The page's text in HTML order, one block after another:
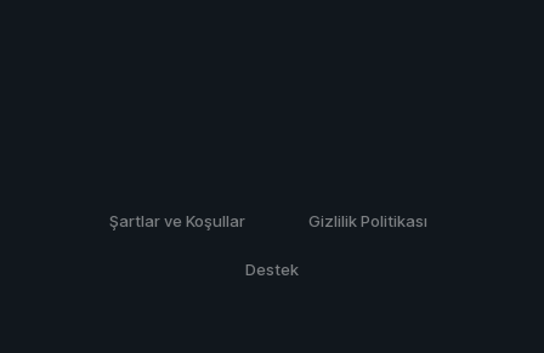
Şartlar ve Koşullar Gizlilik Politikası
Destek